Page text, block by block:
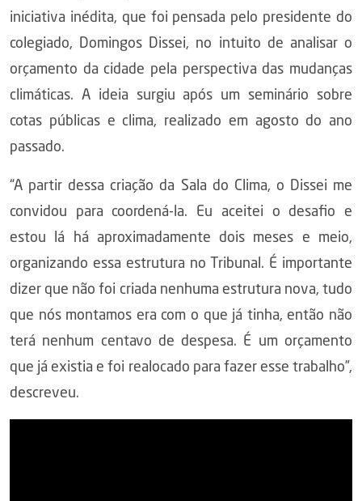
iniciativa inédita, que foi pensada pelo presidente do
colegiado, Domingos Dissei, no intuito de analisar o
orçamento da cidade pela perspectiva das mudanças
climáticas. A ideia surgiu após um seminário sobre
cotas públicas e clima, realizado em agosto do ano
passado.
“A partir dessa criação da Sala do Clima, o Dissei me
convidou para coordená-la. Eu aceitei o desafio e
estou lá há aproximadamente dois meses e meio,
organizando essa estrutura no Tribunal. É importante
dizer que não foi criada nenhuma estrutura nova, tudo
que nós montamos era com o que já tinha, então não
terá nenhum centavo de despesa. É um orçamento
que já existia e foi realocado para fazer esse trabalho”,
descreveu.